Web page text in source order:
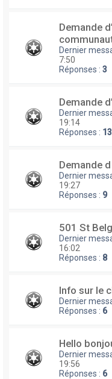
Demande
Dernier
7:50
Réponses : 3
Demande
Dernier
19:14
Réponses : 13
Demande
Dernier
19:27
Réponses : 9
501 St
Dernier
16:02
Réponses : 8
Info sur le
Dernier
Réponses : 6
Hello
Dernier
19:56
Réponses : 6